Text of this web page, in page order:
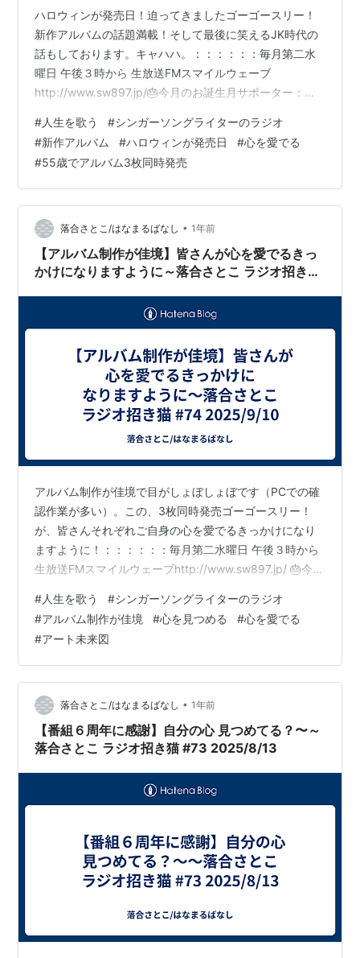
ハロウィンが発売日！迫ってきましたゴーゴースリー！
新作アルバムの話題満載！そして最後に笑えるJK時代の
話もしております。キャハハ。：：：：：：毎月第二水
曜日 午後３時から 生放送FMスマイルウェーブ
http://www.sw897.jp/🎂今月のお誕生月サポーター：ア
ん！☘️企業スポンサー田口ピアノ工房
http://taguchipiano.com/株式会社 宇野自動車 #人生を
歌う #シンガーソングライターのラジオ #新作アルバム #
心を愛でる #心を見つめる #55歳でアルバム3枚同時発売
#人生を歌う #シンガーソングライターのラジオ
#新作アルバム #ハロウィンが発売日 #心を愛でる
#55歳でアルバム3枚同時発売
落合さとこ/はなまるばなし • 1年前
【アルバム制作が佳境】皆さんが心を愛でるきっ
かけになりますように～落合さとこ ラジオ招き猫
アルバム制作が佳境で目がしょぼしょぼです（PCでの確
認作業が多い）。この、3枚同時発売ゴーゴースリー！
が、皆さんそれぞれご自身の心を愛でるきっかけになり
ますように！：：：：：：毎月第二水曜日 午後３時から
生放送FMスマイルウェーブhttp://www.sw897.jp/ 🎂今月
口ピアノ工房 http://taguchipiano.com/株式会社 宇野自
動車
#人生を歌う #シンガーソングライターのラジオ
#アルバム制作が佳境 #心を見つめる #心を愛でる
#アート未来図
落合さとこ/はなまるばなし • 1年前
【番組６周年に感謝】自分の心 見つめてる？〜～
落合さとこ ラジオ招き猫 #73 2025/8/13